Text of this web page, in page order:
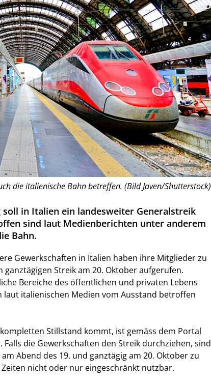
die italienische Bahn betreffen. (Bild Javen/Shutterstock)
in Italien ein landesweiter Generalstreik
sind laut Medienberichten unter anderem
Bahn.
Gewerkschaften in Italien haben ihre Mitglieder zu
ganztägigen Streik am 20. Oktober aufgerufen.
Bereiche des öffentlichen und privaten Lebens
laut italienischen Medien vom Ausstand betroffen
Stillstand kommt, ist gemäss dem Portal
Falls die Gewerkschaften den Streik durchziehen, sind
Abend des 19. und ganztägig am 20. Oktober zu
nicht oder nur eingeschränkt nutzbar.